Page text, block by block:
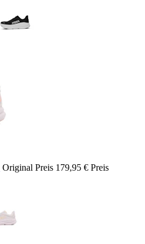
Original Preis 179,95 € Preis